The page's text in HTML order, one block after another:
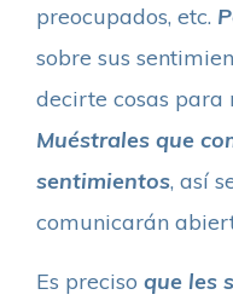
preocupados, etc.
sobre sus
decirte cosas para
Muéstrales que
sentimientos, así
comunicarán
Es preciso que les